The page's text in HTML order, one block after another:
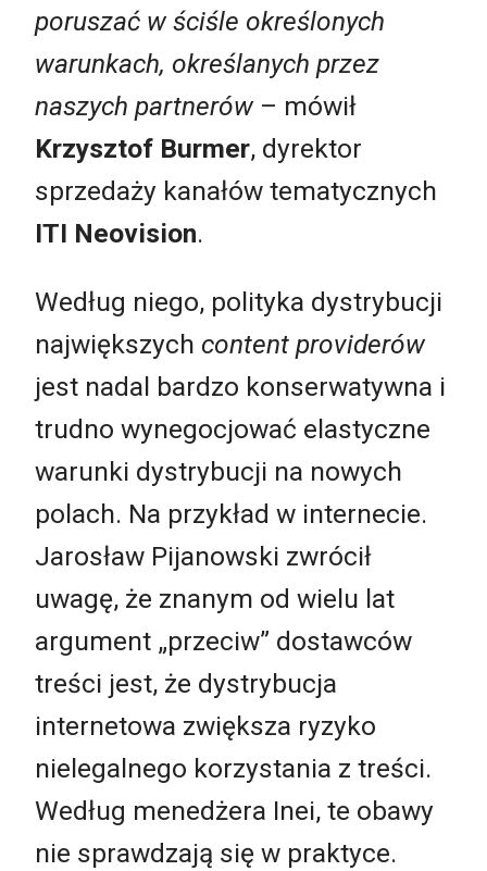
poruszać w ściśle określonych
warunkach, określanych przez
naszych partnerów– mówił
Krzysztof Burmer, dyrektor
sprzedaży kanałów tematycznych
ITI Neovision.
Według niego, polityka dystrybucji
największych content providerów
jest nadal bardzo konserwatywna i
trudno wynegocjować elastyczne
warunki dystrybucji na nowych
polach. Na przykład w internecie.
Jarosław Pijanowski zwrócił
uwagę, że znanym od wielu lat
argument „przeciw” dostawców
treści jest, że dystrybucja
internetowa zwiększa ryzyko
nielegalnego korzystania z treści.
Według menedżera Inei, te obawy
nie sprawdzają się w praktyce.